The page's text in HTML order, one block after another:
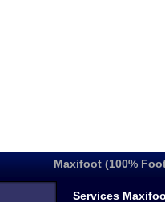
Maxifoot (100%
Services